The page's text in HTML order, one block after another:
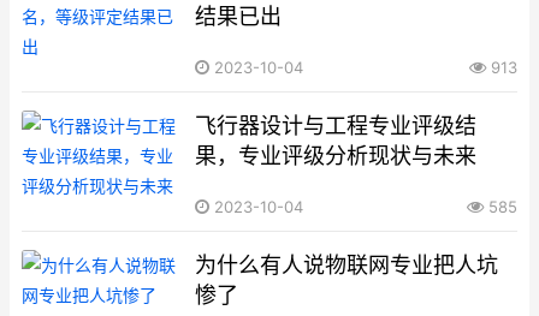
结果已出
2023-10-04 913
飞行器设计与工程专业评级结
果，专业评级分析现状与未来
2023-10-04 585
为什么有人说物联网专业把人坑
惨了